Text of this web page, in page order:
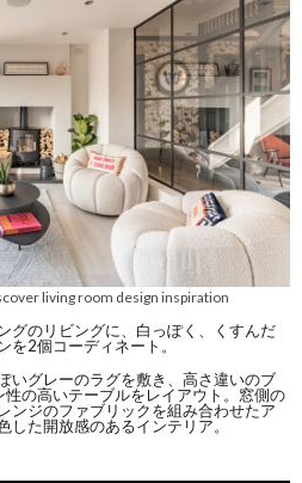
living room design inspiration
グのリビングに、白っぽく、くすんだ
を2個コーディネート。
いグレーのラグを敷き、高さ違いのブ
の高いテーブルをレイアウト。窓側の
ンジのファブリックを組み合わせたア
た開放感のあるインテリア。